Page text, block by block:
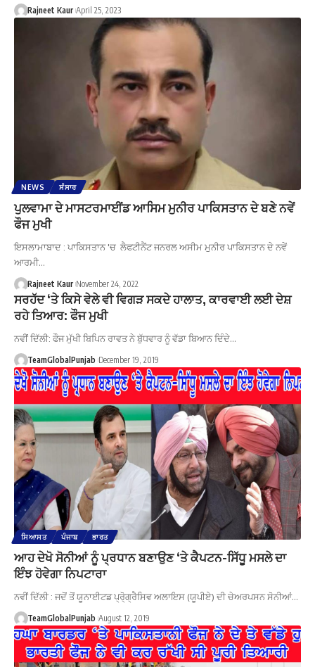
Rajneet Kaur April 25, 2023
NEWS ਸੰਸਾਰ
ਪੁਲਵਾਮਾ ਦੇ ਮਾਸਟਰਮਾਈਂਡ ਆਸਿਮ ਮੁਨੀਰ ਪਾਕਿਸਤਾਨ ਦੇ ਬਣੇ ਨਵੇਂ
ਫੌਜ ਮੁਖੀ
ਇਸਲਾਮਾਬਾਦ : ਪਾਕਿਸਤਾਨ 'ਚ ਲੈਫਟੀਨੈਂਟ ਜਨਰਲ ਅਸੀਮ ਮੁਨੀਰ ਪਾਕਿਸਤਾਨ ਦੇ ਨਵੇਂ
ਆਰਮੀ…
Rajneet Kaur November 24, 2022
ਸਰਹੱਦ ‘ਤੇ ਕਿਸੇ ਵੇਲੇ ਵੀ ਵਿਗੜ ਸਕਦੇ ਹਾਲਾਤ, ਕਾਰਵਾਈ ਲਈ ਦੇਸ਼
ਰਹੇ ਤਿਆਰ: ਫੌਜ ਮੁਖੀ
ਨਵੀਂ ਦਿੱਲੀ: ਫੌਜ ਮੁੱਖੀ ਬਿਪਿਨ ਰਾਵਤ ਨੇ ਬੁੱਧਵਾਰ ਨੂੰ ਵੱਡਾ ਬਿਆਨ ਦਿੰਦੇ…
TeamGlobalPunjab December 19, 2019
ਸਿਆਸਤ ਪੰਜਾਬ ਭਾਰਤ
ਆਹ ਦੇਖੋ ਸੋਨੀਆਂ ਨੂੰ ਪ੍ਰਧਾਨ ਬਣਾਉਣ ‘ਤੇ ਕੈਪਟਨ-ਸਿੱਧੂ ਮਸਲੇ ਦਾ
ਇੰਝ ਹੋਵੇਗਾ ਨਿਪਟਾਰਾ
ਨਵੀਂ ਦਿੱਲੀ : ਜਦੋਂ ਤੋਂ ਯੂਨਾਈਟਡ ਪ੍ਰੋ੍ਗ੍ਰੈਸਿਵ ਅਲਾਇਸ (ਯੂਪੀਏ) ਦੀ ਚੇਅਰਪਸਨ ਸੋਨੀਆਂ…
TeamGlobalPunjab August 12, 2019